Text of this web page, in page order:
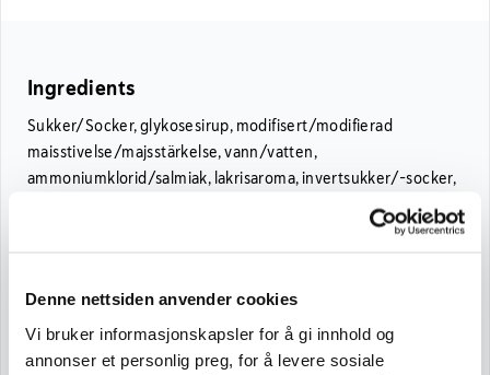
Denne nettsiden anvender cookies
Vi bruker informasjonskapsler for å gi innhold og
annonser et personlig preg, for å levere sosiale
Ingredients
Sukker/Socker, glykosesirup, modifisert/modifierad
maisstivelse/majsstärkelse, vann/vatten,
ammoniumklorid/salmiak, lakrisaroma, invertsukker/-socker,
fargestoffer/färgämnen/farvestoffer (E153, E133),
Nutritional Information